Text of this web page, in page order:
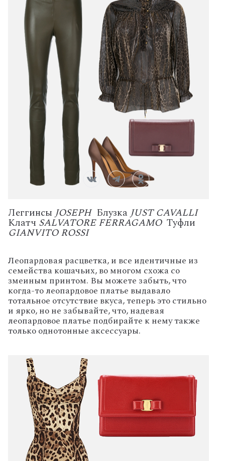
Леггинсы JOSEPHБлузкаJUST CAVALLI
Клатч SALVATORE FERRAGAMOТуфли
GIANVITO ROSSI
Леопардовая расцветка, и все идентичные из
семейства кошачьих, во многом схожа со
змеиным принтом. Вы можете забыть, что
когда-то леопардовое платье выдавало
тотальное отсутствие вкуса, теперь это стильно
и ярко, но не забывайте, что, надевая
леопардовое платье подбирайте к нему также
только однотонные аксессуары.